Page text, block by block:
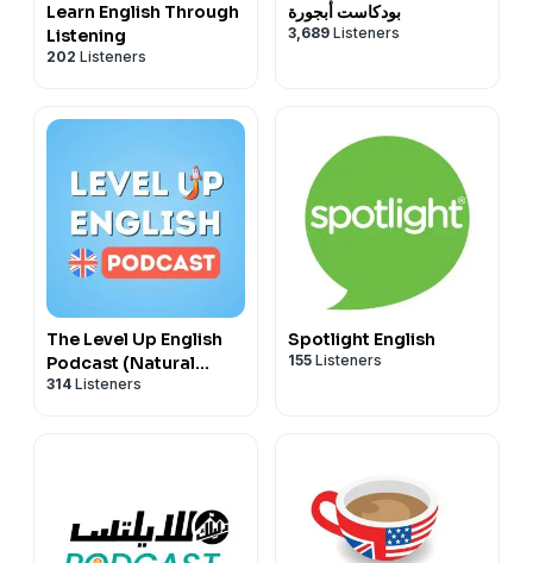
Learn English Through
Listening
202 Listeners
بودكاست أبجورة
3,689 Listeners
The Level Up English
Podcast (Natural
British English)
314 Listeners
Spotlight English
155 Listeners